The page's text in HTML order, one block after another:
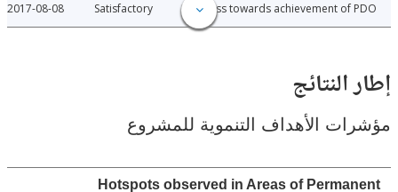
Progress towards achievement of
Satisfactory
2017-08-08
الأهداف التنموية للمشروع
Hotspots observed in Areas of